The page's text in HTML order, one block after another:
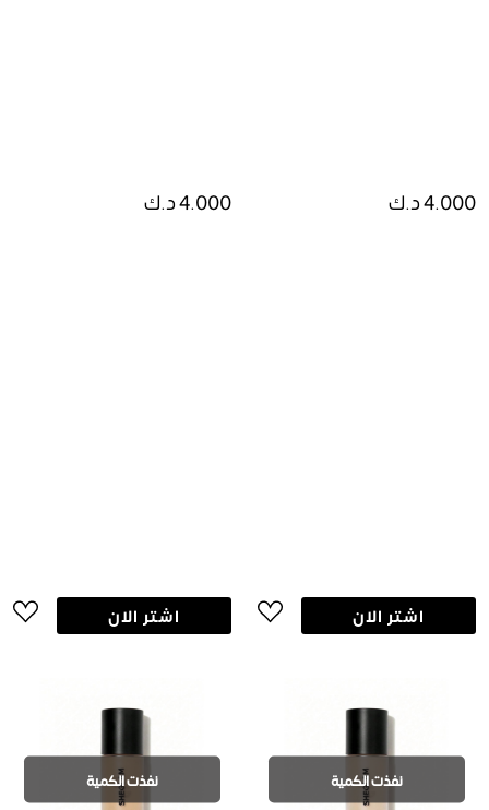
4.000 د.ك
اشتر الان
4.000 د.ك
اشتر الان
نفذت الكمية نفذت الكمية